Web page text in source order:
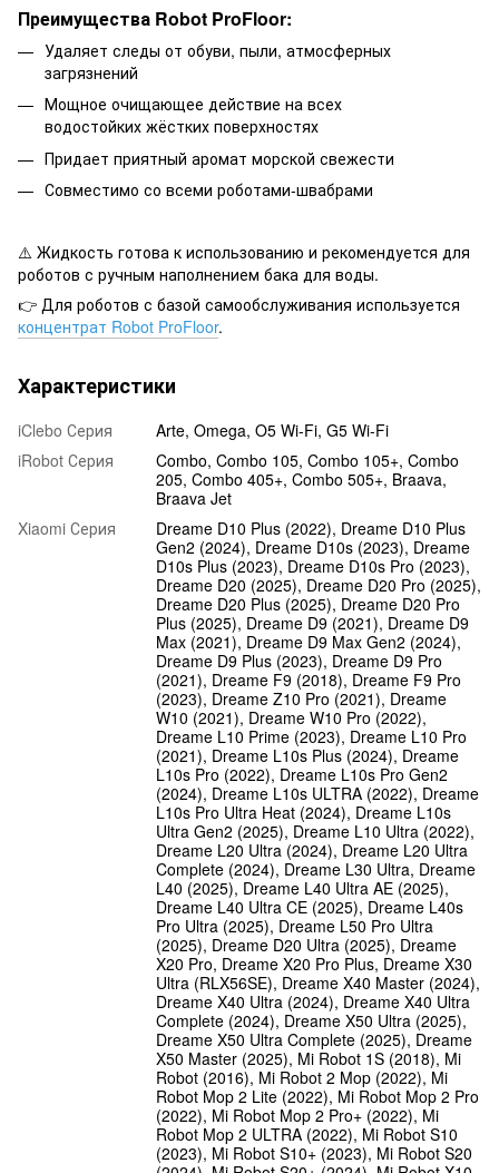
Преимущества Robot ProFloor:
Удаляет следы от обуви, пыли, атмосферных
загрязнений
Мощное очищающее действие на всех
водостойких жёстких поверхностях
Придает приятный аромат морской свежести
Совместимо со всеми роботами-швабрами
⚠️ Жидкость готова к использованию и рекомендуется для
роботов с ручным наполнением бака для воды.
👉 Для роботов с базой самообслуживания используется
концентрат Robot ProFloor.
Характеристики
iClebo Серия
Arte, Omega, O5 Wi-Fi, G5 Wi-Fi
iRobot Серия
Combo, Combo 105, Combo 105+, Combo
205, Combo 405+, Combo 505+, Braava,
Braava Jet
Xiaomi Серия
Dreame D10 Plus (2022), Dreame D10 Plus
Gen2 (2024), Dreame D10s (2023), Dreame
D10s Plus (2023), Dreame D10s Pro (2023),
Dreame D20 (2025), Dreame D20 Pro (2025),
Dreame D20 Plus (2025), Dreame D20 Pro
Plus (2025), Dreame D9 (2021), Dreame D9
Max (2021), Dreame D9 Max Gen2 (2024),
Dreame D9 Plus (2023), Dreame D9 Pro
(2021), Dreame F9 (2018), Dreame F9 Pro
(2023), Dreame Z10 Pro (2021), Dreame
W10 (2021), Dreame W10 Pro (2022),
Dreame L10 Prime (2023), Dreame L10 Pro
(2021), Dreame L10s Plus (2024), Dreame
L10s Pro (2022), Dreame L10s Pro Gen2
(2024), Dreame L10s ULTRA (2022), Dreame
L10s Pro Ultra Heat (2024), Dreame L10s
Ultra Gen2 (2025), Dreame L10 Ultra (2022),
Dreame L20 Ultra (2024), Dreame L20 Ultra
Complete (2024), Dreame L30 Ultra, Dreame
L40 (2025), Dreame L40 Ultra AE (2025),
Dreame L40 Ultra CE (2025), Dreame L40s
Pro Ultra (2025), Dreame L50 Pro Ultra
(2025), Dreame D20 Ultra (2025), Dreame
X20 Pro, Dreame X20 Pro Plus, Dreame X30
Ultra (RLX56SE), Dreame X40 Master (2024),
Dreame X40 Ultra (2024), Dreame X40 Ultra
Complete (2024), Dreame X50 Ultra (2025),
Dreame X50 Ultra Complete (2025), Dreame
X50 Master (2025), Mi Robot 1S (2018), Mi
Robot (2016), Mi Robot 2 Mop (2022), Mi
Robot Mop 2 Lite (2022), Mi Robot Mop 2 Pro
(2022), Mi Robot Mop 2 Pro+ (2022), Mi
Robot Mop 2 ULTRA (2022), Mi Robot S10
(2023), Mi Robot S10+ (2023), Mi Robot S20